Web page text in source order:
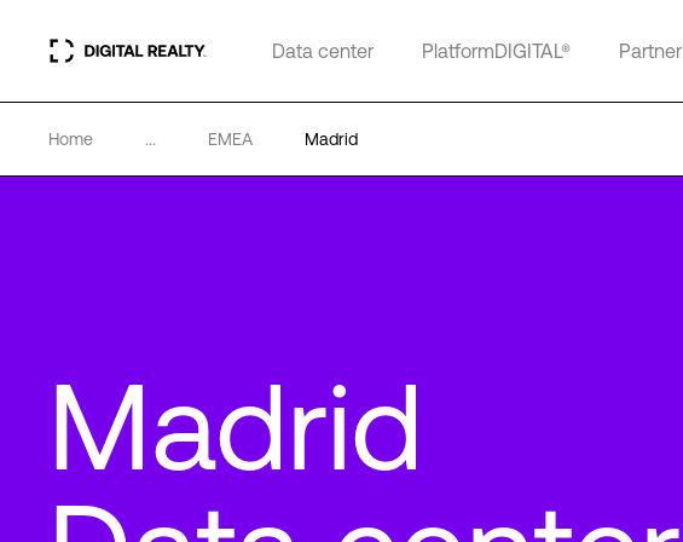
Data center PlatformDIGITAL® Partner
Home ... EMEA Madrid
Madrid